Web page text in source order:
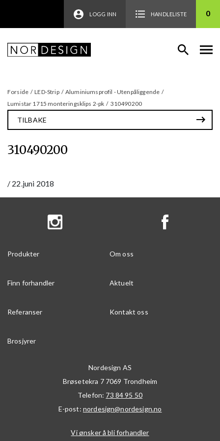
LOGG INN HANDLELISTE 0
Forside / LED-Strip / Aluminiumsprofil - Utenpåliggende /
Lumistar 1715 monteringsklips 2-pk / 310490200
TILBAKE
310490200
/ 22.juni 2018
Produkter Om oss
Finn forhandler Aktuelt
Referanser Kontakt oss
Brosjyrer
Nordesign AS
Brøsetekra 7 7069 Trondheim
Telefon: 73 84 95 50
E-post: nordesign@nordesign.no
Vi ønsker å bli forhandler